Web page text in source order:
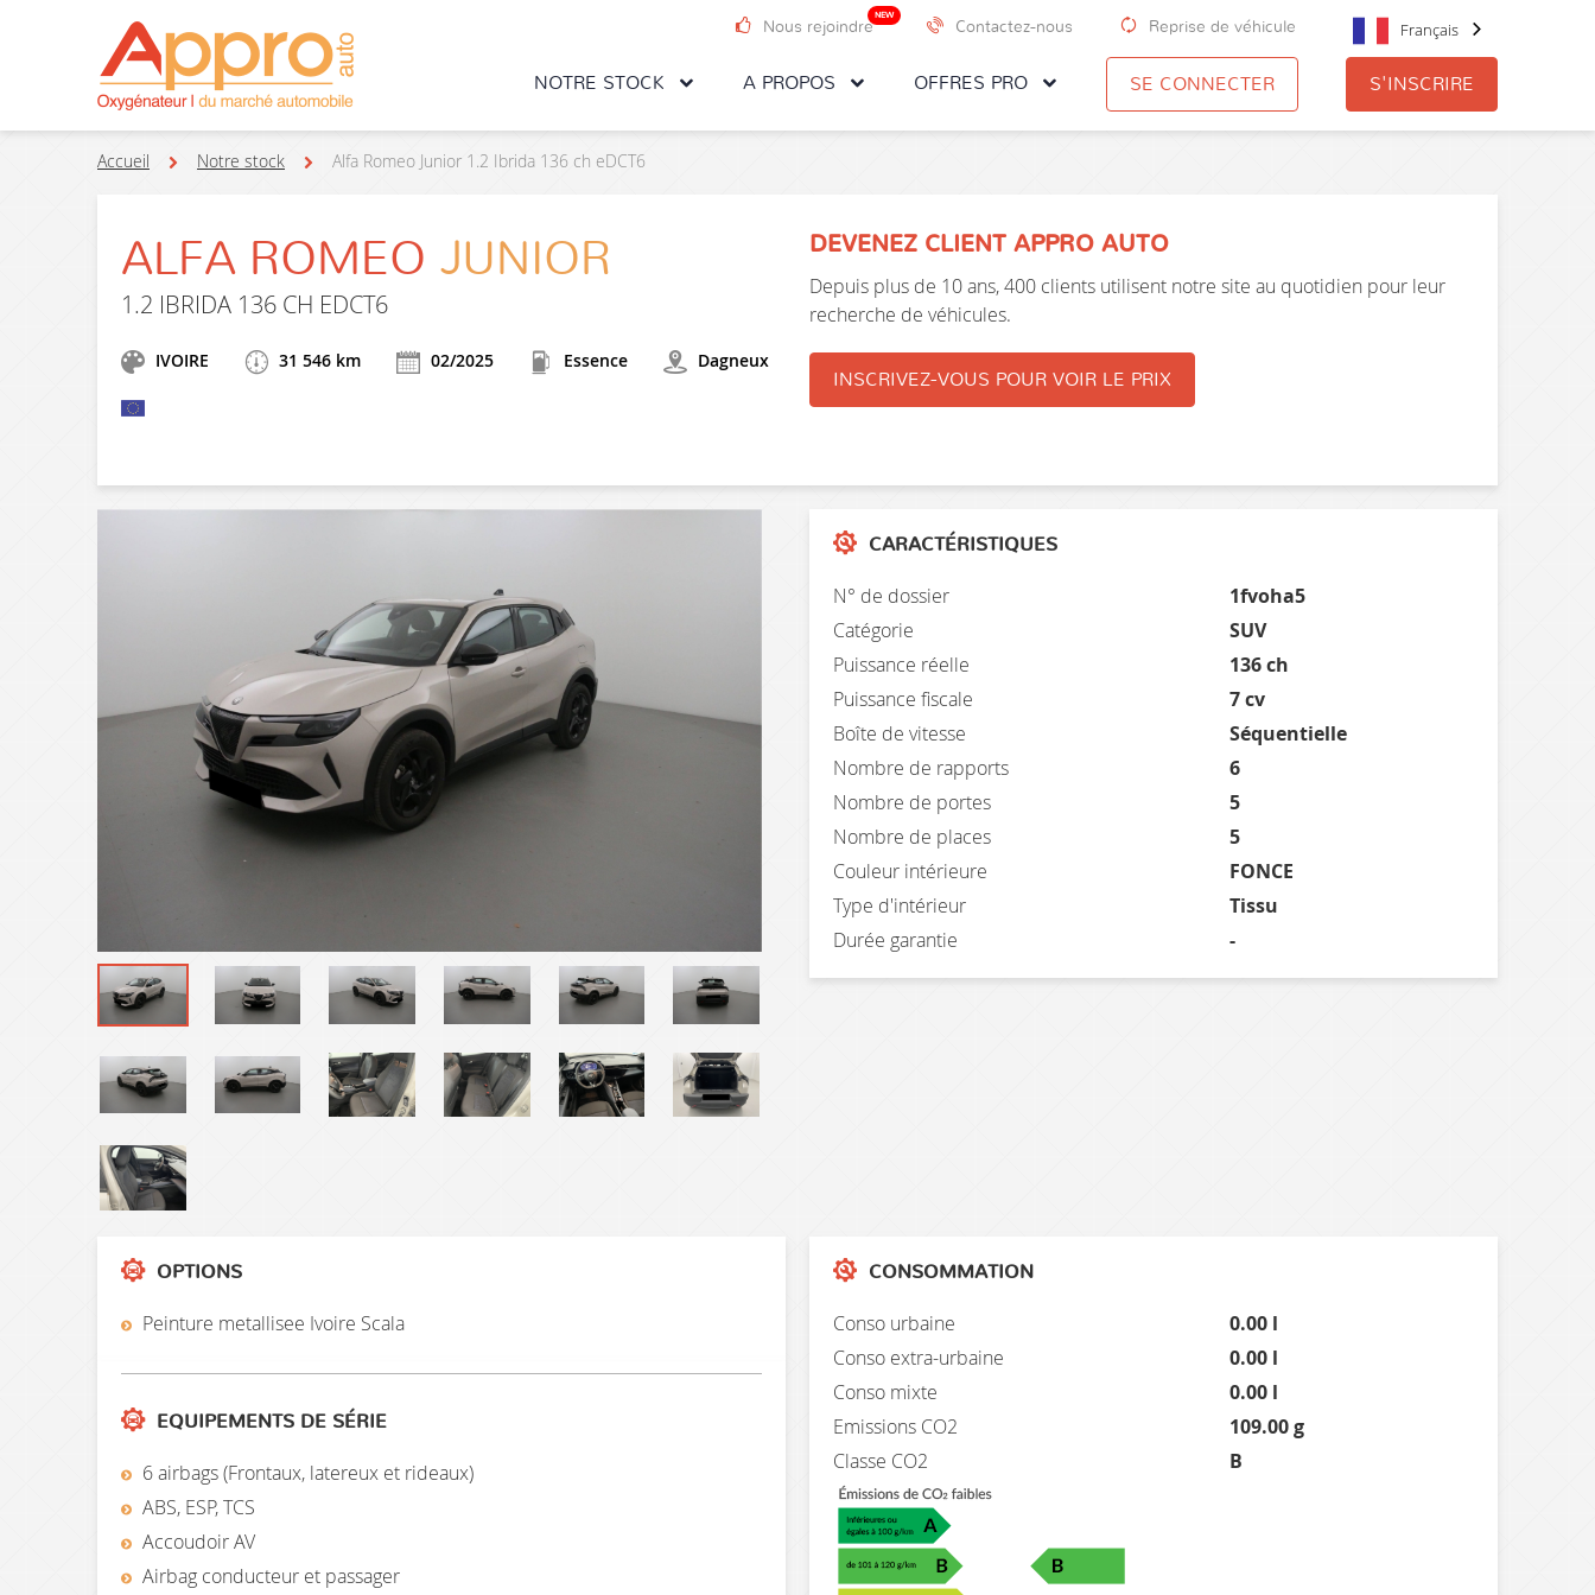
NOTRE STOCK A PROPOS OFFRES PRO
Nous rejoindre
NEW
Contactez-nous Reprise de véhicule Français
SE CONNECTER S'INSCRIRE
Accueil Notre stock Alfa Romeo Junior 1.2 Ibrida 136 ch eDCT6
ALFA ROMEO JUNIOR
1.2 IBRIDA 136 CH EDCT6
IVOIRE 31 546 km 02/2025 Essence Dagneux
DEVENEZ CLIENT APPRO AUTO
Depuis plus de 10 ans, 400 clients utilisent notre site au quotidien pour leur
recherche de véhicules.
INSCRIVEZ-VOUS POUR VOIR LE PRIX
CARACTÉRISTIQUES
N° de dossier
1fvoha5
Catégorie
SUV
Puissance réelle
136 ch
Puissance fiscale
7 cv
Boîte de vitesse
Séquentielle
Nombre de rapports
6
Nombre de portes
5
Nombre de places
5
Couleur intérieure
FONCE
Type d'intérieur
Tissu
Durée garantie
-
OPTIONS
Peinture metallisee Ivoire Scala
EQUIPEMENTS DE SÉRIE
6 airbags (Frontaux, latereux et rideaux)
ABS, ESP, TCS
Accoudoir AV
Airbag conducteur et passager
CONSOMMATION
Conso urbaine
0.00 l
Conso extra-urbaine
0.00 l
Conso mixte
0.00 l
Emissions CO2
109.00 g
Classe CO2
B